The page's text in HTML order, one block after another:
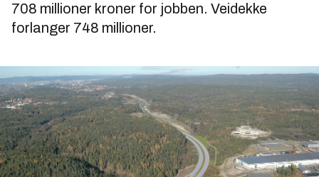
708 millioner kroner for jobben. Veidekke
forlanger 748 millioner.